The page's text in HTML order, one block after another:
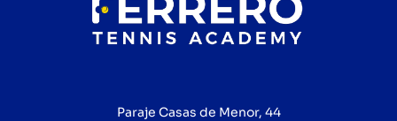
Paraje Casas de Menor, 44